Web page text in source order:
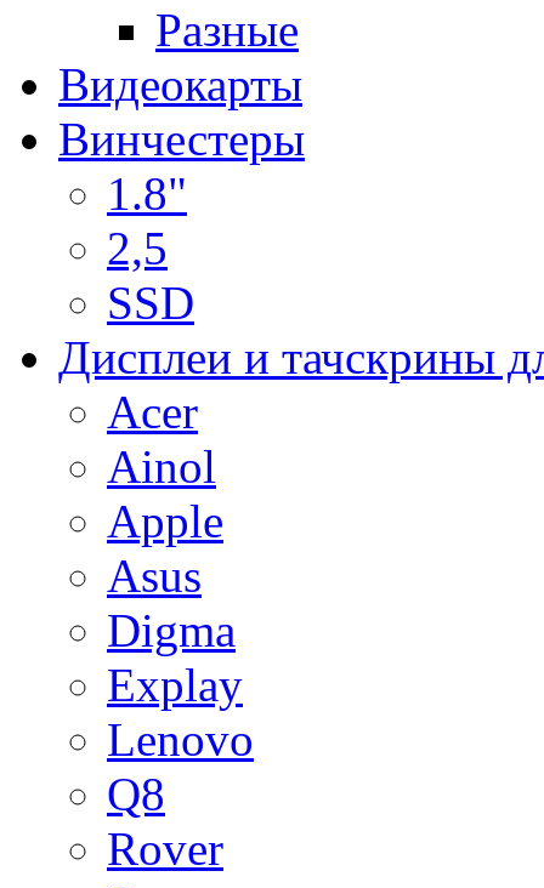
Разные
Видеокарты
Винчестеры
1.8"
2,5
SSD
Дисплеи и тачскрины
Acer
Ainol
Apple
Asus
Digma
Explay
Lenovo
Q8
Rover